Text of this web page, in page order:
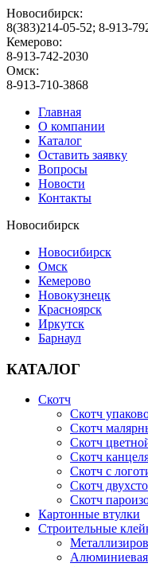
Новосибирск:
8(383)214-05-52; 8-913-
Кемерово:
8-913-742-2030
Омск:
8-913-710-3868
Главная
О компании
Каталог
Оставить заявку
Вопросы
Новости
Контакты
Новосибирск
Новосибирск
Омск
Кемерово
Новокузнецк
Красноярск
Иркутск
Барнаул
КАТАЛОГ
Скотч
Скотч
Скотч
Скотч
Скотч
Скотч с
Скотч
Cкотч
Картонные втулки
Строительные
Алюминиевая